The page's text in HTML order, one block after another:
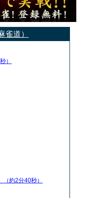
雀道）
）
（約2分40秒）